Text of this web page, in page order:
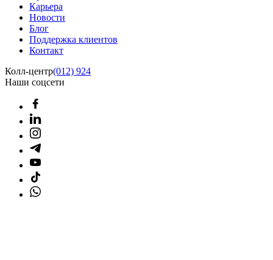
Карьера
Новости
Блог
Поддержка клиентов
Контакт
Колл-центр(012) 924
Наши соцсети